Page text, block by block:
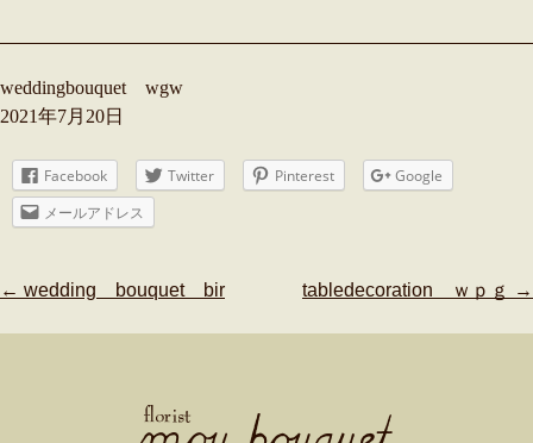
weddingbouquet wgw
2021年7月20日
Facebook Twitter Pinterest
Google
メールアドレス
Post
← wedding bouquet bir tabledecoration ｗｐｇ →